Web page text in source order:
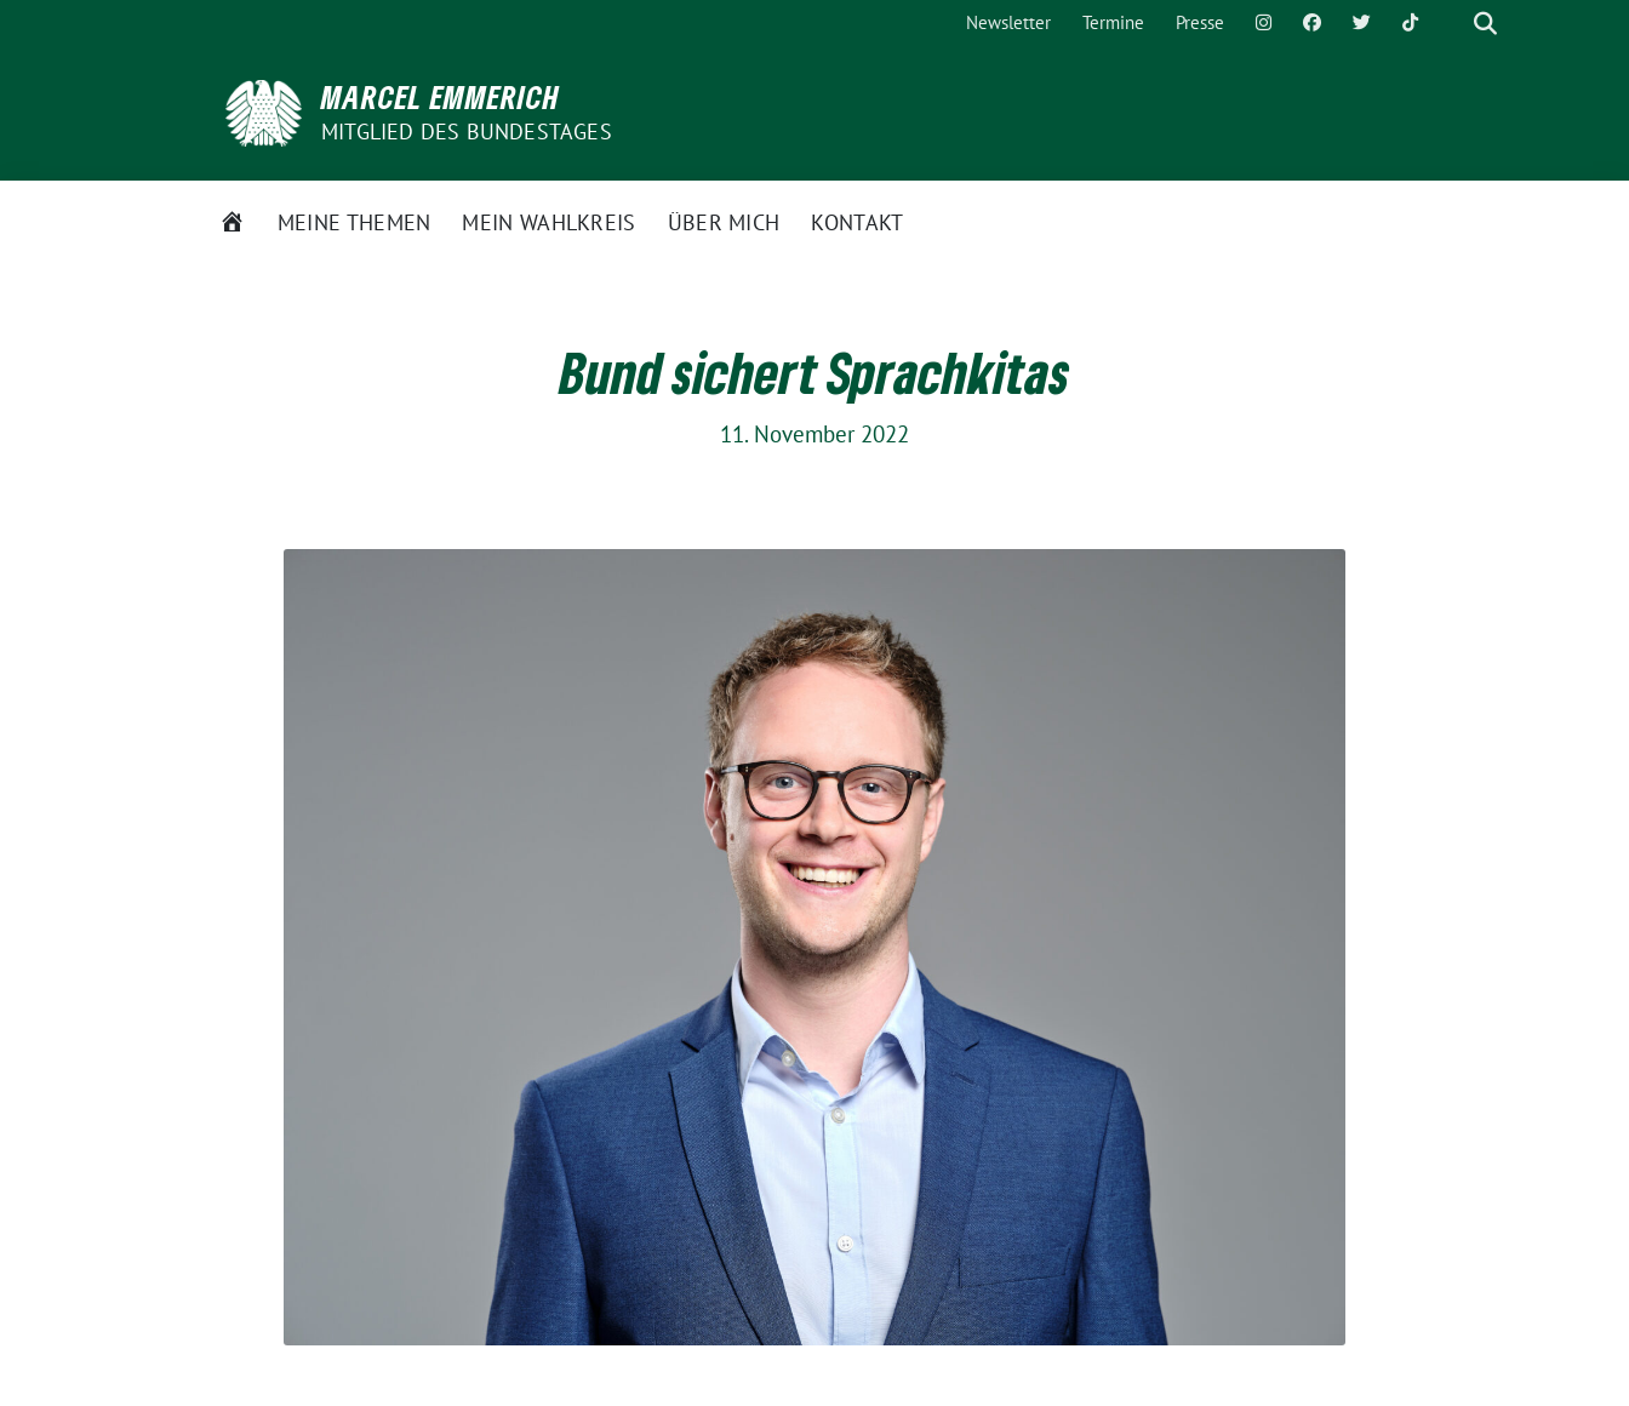
Newsletter Termine Presse
MARCEL EMMERICH
MITGLIED DES BUNDESTAGES
STARTSEITE
MEINE THEMEN MEIN WAHLKREIS ÜBER MICH KONTAKT
Bund sichert Sprachkitas
11. November 2022